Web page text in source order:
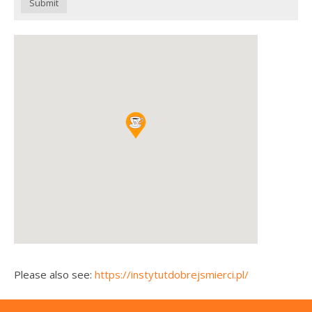
Submit
Please also see: https://instytutdobrejsmierci.pl/